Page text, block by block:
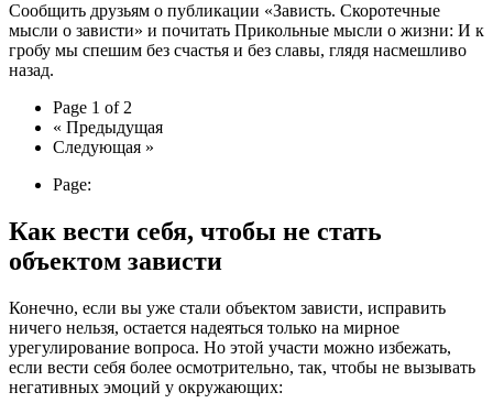
Сообщить друзьям о публикации «Зависть. Скоротечные
мысли о зависти» и почитать Прикольные мысли о жизни: И к
гробу мы спешим без счастья и без славы, глядя насмешливо
назад.
Page 1 of 2
« Предыдущая
Следующая »
Page:
Как вести себя, чтобы не стать
объектом зависти
Конечно, если вы уже стали объектом зависти, исправить
ничего нельзя, остается надеяться только на мирное
урегулирование вопроса. Но этой участи можно избежать,
если вести себя более осмотрительно, так, чтобы не вызывать
негативных эмоций у окружающих: